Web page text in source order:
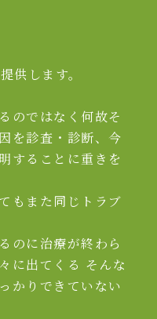
供します。
のではなく何故そ
を診査・診断、今
することに重きを
もまた同じトラブ
のに治療が終わら
に出てくる そんな
かりできていない